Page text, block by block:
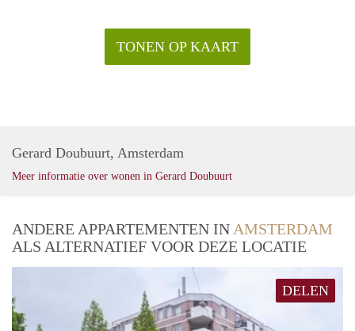
TONEN OP KAART
Gerard Doubuurt, Amsterdam
Meer informatie over wonen in Gerard Doubuurt
ANDERE APPARTEMENTEN IN AMSTERDAM
ALS ALTERNATIEF VOOR DEZE LOCATIE
DELEN